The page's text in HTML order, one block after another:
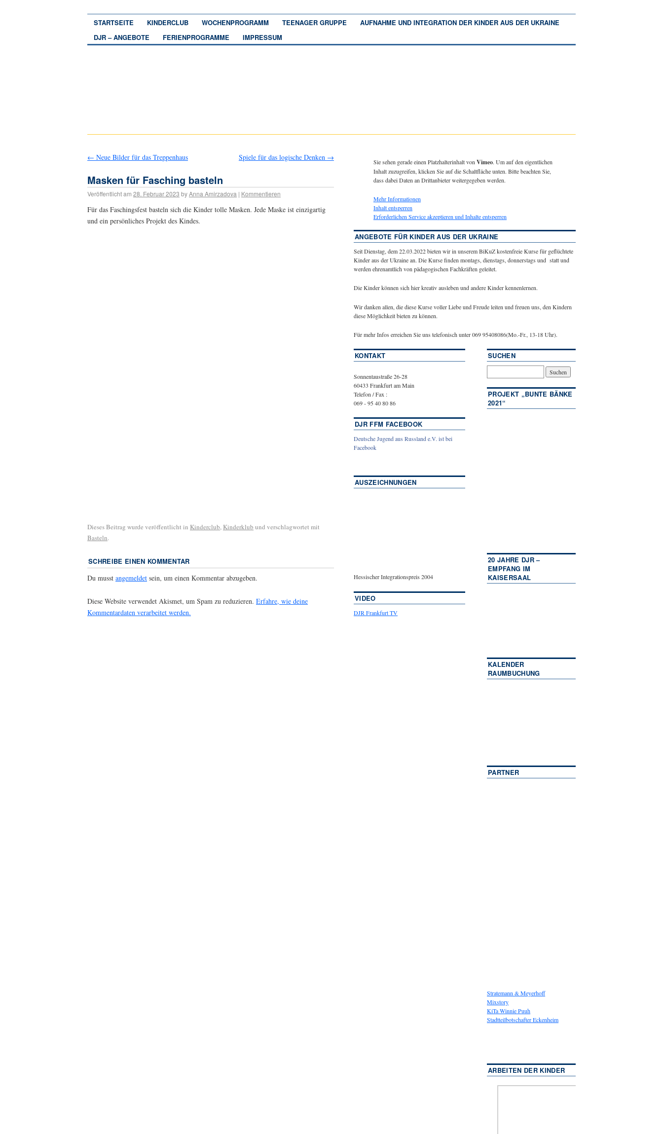
STARTSEITE KINDERCLUB WOCHENPROGRAMM TEENAGER GRUPPE
AUFNAHME UND INTEGRATION DER KINDER AUS DER UKRAINE
DJR – ANGEBOTE
FERIENPROGRAMME IMPRESSUM
← Neue Bilder für das Treppenhaus Spiele für das logische Denken →
Masken für Fasching basteln
Veröffentlicht am 28. Februar 2023 byAnna Amirzadova | Kommentieren
Für das Faschingsfest basteln sich die Kinder tolle Masken. Jede Maske ist einzigartig
und ein persönliches Projekt des Kindes.
Dieses Beitrag wurde veröffentlicht in Kinderclub, Kinderklub und verschlagwortet mit
Basteln.
SCHREIBE EINEN KOMMENTAR
Du musst angemeldet sein, um einen Kommentar abzugeben.
Diese Website verwendet Akismet, um Spam zu reduzieren. Erfahre, wie deine
Kommentardaten verarbeitet werden.
Sie sehen gerade einen Platzhalterinhalt von Vimeo. Um auf den eigentlichen
Inhalt zuzugreifen, klicken Sie auf die Schaltfläche unten. Bitte beachten Sie,
dass dabei Daten an Drittanbieter weitergegeben werden.
Mehr Informationen
Inhalt entsperren
Erforderlichen Service akzeptieren und Inhalte entsperren
ANGEBOTE FÜR KINDER AUS DER UKRAINE
Seit Dienstag, dem 22.03.2022 bieten wir in unserem BiKuZ kostenfreie Kurse für geflüchtete
Kinder aus der Ukraine an. Die Kurse finden montags, dienstags, donnerstags und statt und
werden ehrenamtlich von pädagogischen Fachkräften geleitet.
Die Kinder können sich hier kreativ ausleben und andere Kinder kennenlernen.
Wir danken allen, die diese Kurse voller Liebe und Freude leiten und freuen uns, den Kindern
diese Möglichkeit bieten zu können.
Für mehr Infos erreichen Sie uns telefonisch unter 069 95408086(Mo.-Fr., 13-18 Uhr).
KONTAKT
Sonnentaustraße 26-28
60433 Frankfurt am Main
Telefon / Fax :
069 - 95 40 80 86
DJR FFM FACEBOOK
Deutsche Jugend aus Russland e.V. ist bei
Facebook
AUSZEICHNUNGEN
Hessischer Integrationspreis 2004
VIDEO
DJR Frankfurt TV
SUCHEN
PROJEKT „BUNTE BÄNKE
2021“
20 JAHRE DJR –
EMPFANG IM
KAISERSAAL
KALENDER
RAUMBUCHUNG
PARTNER
Stratemann & Meyerhoff
Mixstory
KiTa Winnie Puuh
Stadtteilbotschafter Eckenheim
ARBEITEN DER KINDER